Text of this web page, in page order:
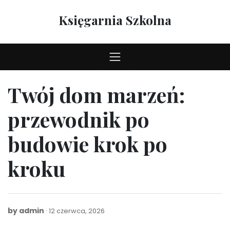
Księgarnia Szkolna
Twój dom marzeń:
przewodnik po
budowie krok po
kroku
by admin 12 czerwca, 2026